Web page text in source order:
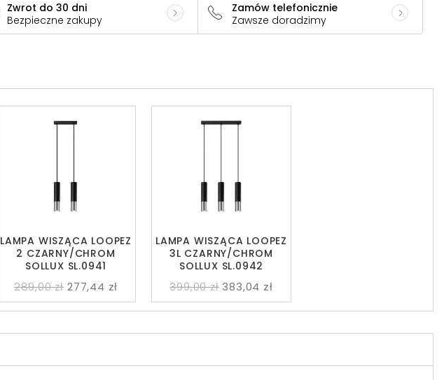
Zwrot do 30 dni
Bezpieczne zakupy
Zamów telefonicznie
Zawsze doradzimy
LAMPA WISZĄCA LOOPEZ
2 CZARNY/CHROM
SOLLUX SL.0941
289,00 zł 277,44 zł
LAMPA WISZĄCA LOOPEZ
3L CZARNY/CHROM
SOLLUX SL.0942
399,00 zł 383,04 zł